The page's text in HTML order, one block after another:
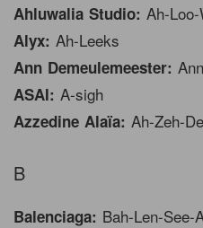
Ahluwalia Studio: Ah-
Alyx: Ah-Leeks
Ann Demeulemeester:
ASAI: A-sigh
Azzedine Alaïa: Ah-Zeh-
B
Balenciaga: Bah-Len-See-